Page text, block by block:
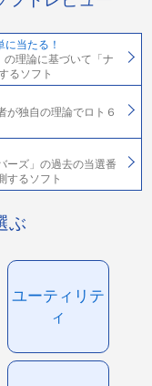
当たる！
理論に基づいて「ナ
るソフト
が独自の理論でロト６
ーズ」の過去の当選番
するソフト
ぶ
ユーティリテ
ィ